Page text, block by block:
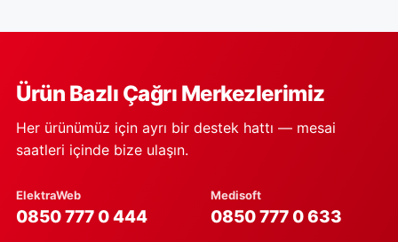
Ürün Bazlı Çağrı Merkezlerimiz
Her ürünümüz için ayrı bir destek hattı — mesai
saatleri içinde bize ulaşın.
ElektraWeb
0850 777 0 444
Medisoft
0850 777 0 633